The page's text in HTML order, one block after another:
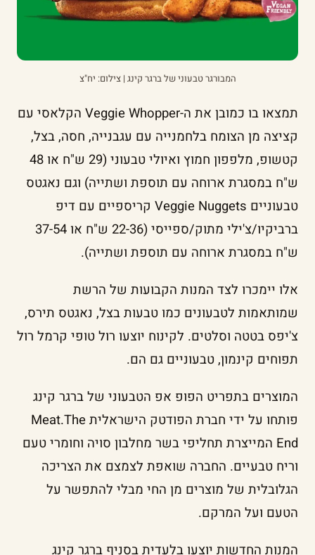
המבורגר טבעוני של ברגר קינג | צילום: יח"צ
תמצאו בו כמובן את ה-Veggie Whopper הקלאסי עם
קציצה מן הצומח בלחמנייה עם עגבנייה, חסה, בצל,
קטשופ, מלפפון חמוץ ואיולי טבעוני (29 ש"ח או 48
ש"ח במסגרת ארוחה עם תוספת ושתייה) וגם נאגטס
טבעוניים Veggie Nuggets קריספיים עם דיפ
ברביקיו/צ'ילי מתוק/ספייסי (22-36 ש"ח או 37-54
ש"ח במסגרת ארוחה עם תוספת ושתייה).
אלו יימכרו לצד המנות הקבועות של הרשת
שמותאמות לטבעונים כמו טבעות בצל, נאגטס תירס,
צ'יפס בטטה וסלטים. לקינוח יוצעו רול טופי קרמל רול
תפוחים קינמון, טבעוניים גם הם.
המוצרים בתפריט הפופ אפ הטבעוני של ברגר קינג
פותחו על ידי חברת הפודטק הישראלית Meat.The
End המייצרת תחליפי בשר מחלבון סויה וחומרי טעם
וריח טבעיים. החברה שואפת לצמצם את הצריכה
הגלובלית של מוצרים מן החי מבלי להתפשר על
הטעם ועל המרקם.
המנות החדשות יוצעו בלעדית בסניף ברגר קינג